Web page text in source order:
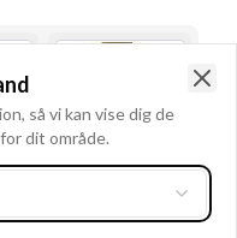
så vi kan vise dig de
dit område.